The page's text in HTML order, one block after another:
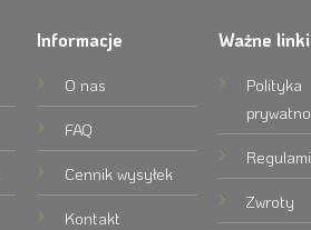
Informacje
O nas
FAQ
Cennik wysyłek
Kontakt
Ważne linki
Polityka
Zwroty